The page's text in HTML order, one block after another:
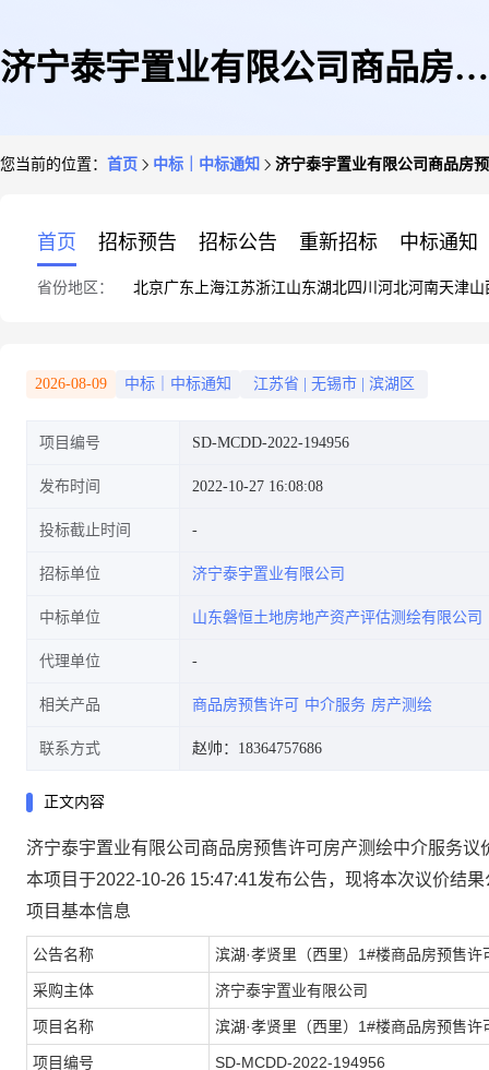
济宁泰宇置业有限公司商品房预
您当前的位置： 首页 中标｜中标通知 济宁泰宇置业有限公司商品房
首页 招标预告 招标公告 重新招标 中标通知
省份地区： 北京广东 上海江苏浙江山东湖北四川 河北河南天津山
2026-08-09 中标｜中标通知 江苏省 无锡市 滨湖区
项目编号 SD-MCDD-2022-194956
发布时间 2022-10-27 16:08:08
投标截止时间
招标单位 济宁泰宇置业有限公司
中标单位 山东磐恒土地房地产资产评估测绘有限公司
代理单位
相关产品 商品房预售许可 中介服务 房产测绘
联系方式 赵帅：18364757686
正文内容
济宁泰宇置业有限公司商品房预售许可房产测绘中介服务议
本项目于2022-10-26 15:47:41发布公告，现将本次议价结
项目基本信息
公告名称 滨湖·孝贤里（西里）1#楼商品房预售
采购主体 济宁泰宇置业有限公司
项目名称 滨湖·孝贤里（西里）1#楼商品房预售
项目编号 SD-MCDD-2022-194956